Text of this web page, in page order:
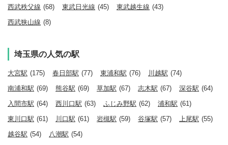
西武秩父線 (68) 東武日光線 (45) 東武越生線 (43)
西武狭山線 (8)
埼玉県の人気の駅
大宮駅 (175) 春日部駅 (77) 東浦和駅 (76) 川越駅 (74)
南浦和駅 (69) 熊谷駅 (69) 草加駅 (67) 志木駅 (67) 深谷駅 (64)
入間市駅 (64) 西川口駅 (63) ふじみ野駅 (62) 浦和駅 (61)
東川口駅 (61) 川口駅 (61) 岩槻駅 (59) 谷塚駅 (57) 上尾駅 (55)
越谷駅 (54) 八潮駅 (54)